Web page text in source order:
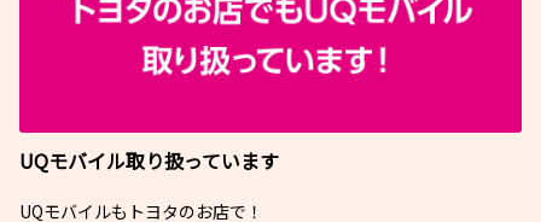
UQモバイル取り扱っています
UQモバイルもトヨタのお店で！